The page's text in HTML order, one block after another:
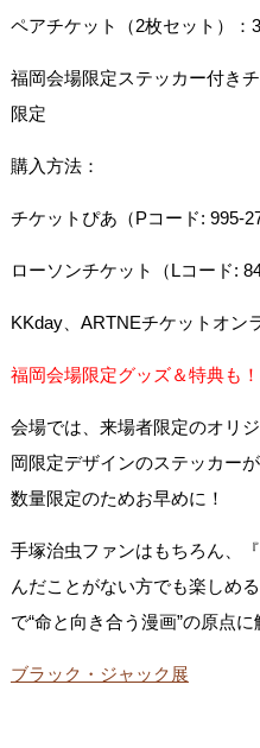
ペアチケット（2枚セット）：
福岡会場限定ステッカー付き
限定
購入方法：
チケットぴあ（Pコード: 995-
ローソンチケット（Lコード:
KKday、ARTNEチケットオン
福岡会場限定グッズ＆特典も！
会場では、来場者限定のオリ
岡限定デザインのステッカー
数量限定のためお早めに！
手塚治虫ファンはもちろん、
んだことがない方でも楽しめ
で“命と向き合う漫画”の原点
ブラック・ジャック展